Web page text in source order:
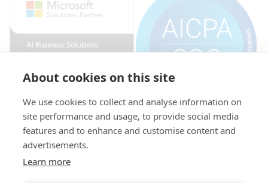
© 2015-
2026
Copyright
XPLUS S.A.
NIP:
521-
346-
31-
69
Kapitał
zakładowy:
696.468,04
KRS:
About cookies on this site
We use cookies to collect and analyse information on
site performance and usage, to provide social media
features and to enhance and customise content and
advertisements.
Learn more